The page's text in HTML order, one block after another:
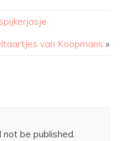
van Koopmans »
not be published.